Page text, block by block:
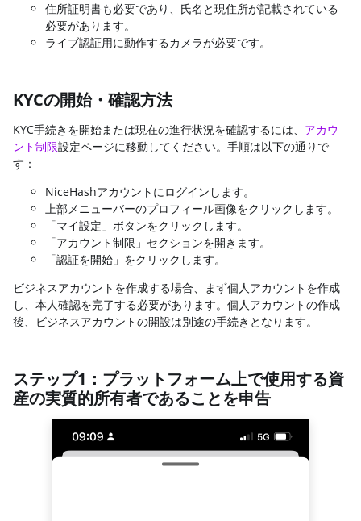
住所証明書も必要であり、氏名と現住所が記載されている
必要があります。
ライブ認証用に動作するカメラが必要です。
KYCの開始・確認方法
KYC手続きを開始または現在の進行状況を確認するには、 アカウ
ント制限設定ページに移動してください。手順は以下の通りで
す：
NiceHashアカウントにログインします。
上部メニューバーのプロフィール画像をクリックします。
「マイ設定」ボタンをクリックします。
「アカウント制限」セクションを開きます。
「認証を開始」をクリックします。
ビジネスアカウントを作成する場合、まず個人アカウントを作成
し、本人確認を完了する必要があります。個人アカウントの作成
後、ビジネスアカウントの開設は別途の手続きとなります。
ステップ1：プラットフォーム上で使用する資
産の実質的所有者であることを申告